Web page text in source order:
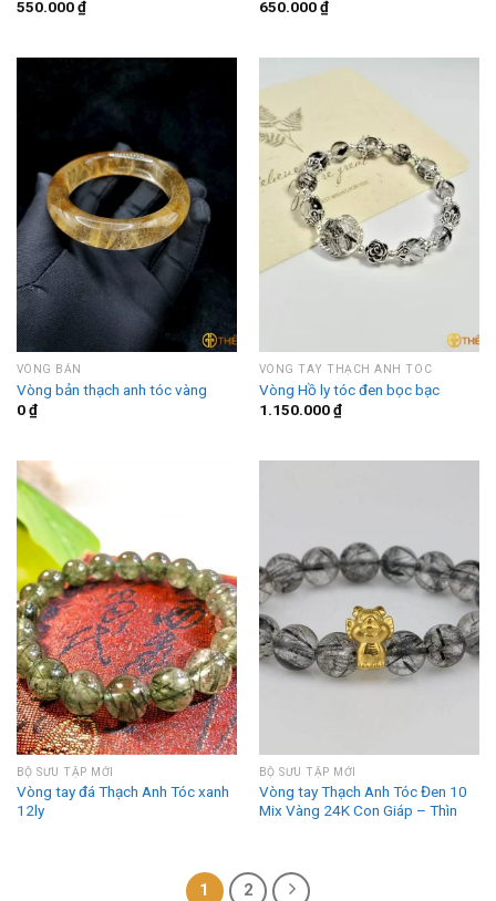
550.000₫ 650.000₫
VÒNG BẢN
Vòng bản thạch anh tóc vàng
0₫
VÒNG TAY THẠCH ANH TÓC
Vòng Hồ ly tóc đen bọc bạc
1.150.000₫
BỘ SƯU TẬP MỚI
Vòng tay đá Thạch Anh Tóc xanh
12ly
BỘ SƯU TẬP MỚI
Vòng tay Thạch Anh Tóc Đen 10
Mix Vàng 24K Con Giáp – Thìn
1 2